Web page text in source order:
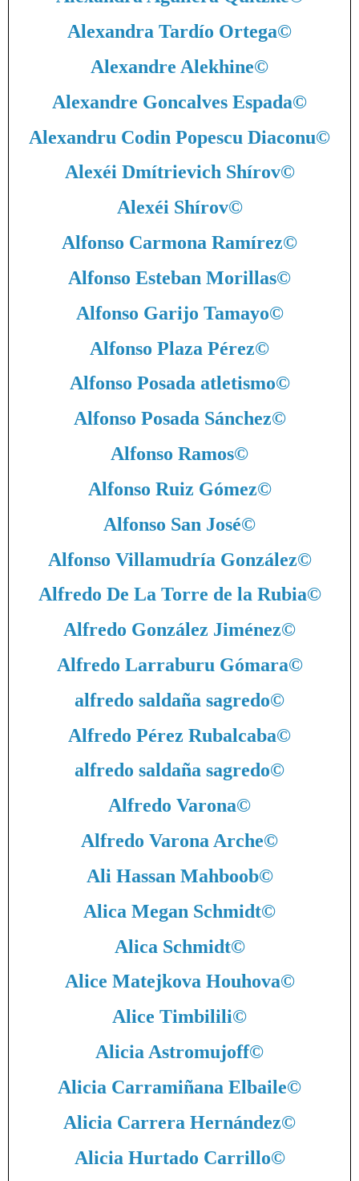
Alexandra Tardío Ortega©
Alexandre Alekhine©
Alexandre Goncalves Espada©
Alexandru Codin Popescu Diaconu©
Alexéi Dmítrievich Shírov©
Alexéi Shírov©
Alfonso Carmona Ramírez©
Alfonso Esteban Morillas©
Alfonso Garijo Tamayo©
Alfonso Plaza Pérez©
Alfonso Posada atletismo©
Alfonso Posada Sánchez©
Alfonso Ramos©
Alfonso Ruiz Gómez©
Alfonso San José©
Alfonso Villamudría González©
Alfredo De La Torre de la Rubia©
Alfredo González Jiménez©
Alfredo Larraburu Gómara©
alfredo saldaña sagredo©
Alfredo Pérez Rubalcaba©
alfredo saldaña sagredo©
Alfredo Varona©
Alfredo Varona Arche©
Ali Hassan Mahboob©
Alica Megan Schmidt©
Alica Schmidt©
Alice Matejkova Houhova©
Alice Timbilili©
Alicia Astromujoff©
Alicia Carramiñana Elbaile©
Alicia Carrera Hernández©
Alicia Hurtado Carrillo©